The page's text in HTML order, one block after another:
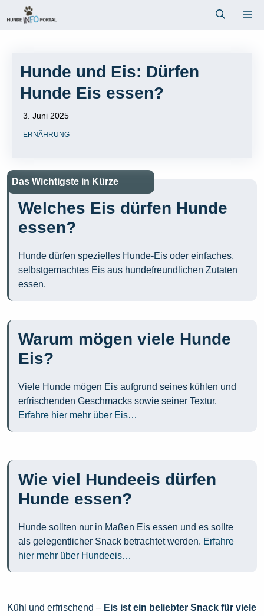
Inhalt
Hunde und Eis: Dürfen
Hunde Eis essen?
3. Juni 2025
ERNÄHRUNG
Das Wichtigste in Kürze
Welches Eis dürfen Hunde
essen?
Hunde dürfen spezielles Hunde-Eis oder einfaches,
selbstgemachtes Eis aus hundefreundlichen Zutaten
essen.
Warum mögen viele Hunde
Eis?
Viele Hunde mögen Eis aufgrund seines kühlen und
erfrischenden Geschmacks sowie seiner Textur.
Erfahre hier mehr über Eis…
Wie viel Hundeeis dürfen
Hunde essen?
Hunde sollten nur in Maßen Eis essen und es sollte
als gelegentlicher Snack betrachtet werden. Erfahre
hier mehr über Hundeeis…
Kühl und erfrischend – Eis ist ein beliebter Snack für viele